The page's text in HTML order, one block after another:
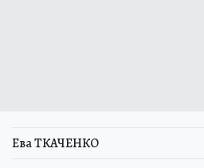
Ева ТКАЧЕНКО